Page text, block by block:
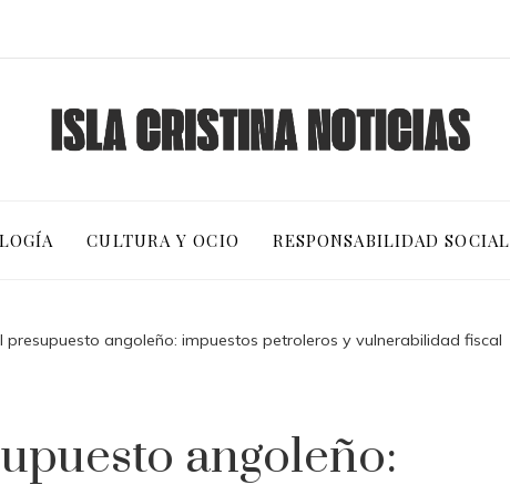
CULTURA Y OCIO RESPONSABILIDAD SOCIAL
presupuesto angoleño: impuestos petroleros y vulnerabilidad fiscal
angoleño: